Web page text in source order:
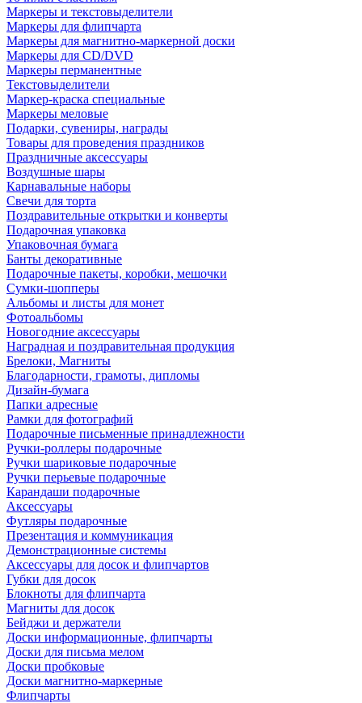
Маркеры и текстовыделители
Маркеры для флипчарта
Маркеры для магнитно-маркерной доски
Маркеры для CD/DVD
Маркеры перманентные
Текстовыделители
Маркер-краска специальные
Маркеры меловые
Подарки, сувениры, награды
Товары для проведения праздников
Праздничные аксессуары
Воздушные шары
Карнавальные наборы
Свечи для торта
Поздравительные открытки и конверты
Подарочная упаковка
Упаковочная бумага
Банты декоративные
Подарочные пакеты, коробки, мешочки
Сумки-шопперы
Альбомы и листы для монет
Фотоальбомы
Новогодние аксессуары
Наградная и поздравительная продукция
Брелоки, Магниты
Благодарности, грамоты, дипломы
Дизайн-бумага
Папки адресные
Рамки для фотографий
Подарочные письменные принадлежности
Ручки-роллеры подарочные
Ручки шариковые подарочные
Ручки перьевые подарочные
Карандаши подарочные
Аксессуары
Футляры подарочные
Презентация и коммуникация
Демонстрационные системы
Аксессуары для досок и флипчартов
Губки для досок
Блокноты для флипчарта
Магниты для досок
Бейджи и держатели
Доски информационные, флипчарты
Доски для письма мелом
Доски пробковые
Доски магнитно-маркерные
Флипчарты